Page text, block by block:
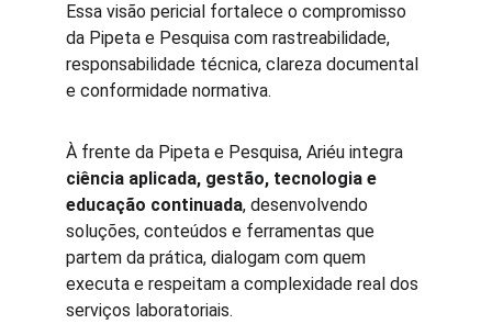
Essa visão pericial fortalece o compromisso
da Pipeta e Pesquisa com rastreabilidade,
responsabilidade técnica, clareza documental
e conformidade normativa.
À frente da Pipeta e Pesquisa, Ariéu integra
ciência aplicada, gestão, tecnologia e
educação continuada, desenvolvendo
soluções, conteúdos e ferramentas que
partem da prática, dialogam com quem
executa e respeitam a complexidade real dos
serviços laboratoriais.